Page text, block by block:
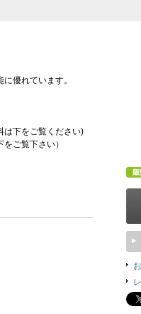
優れています。
は下をご覧ください)
ご覧下さい）